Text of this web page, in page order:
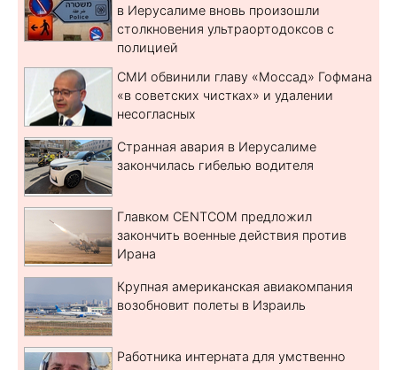
в Иерусалиме вновь произошли
столкновения ультраортодоксов с
полицией
СМИ обвинили главу «Моссад» Гофмана
«в советских чистках» и удалении
несогласных
Странная авария в Иерусалиме
закончилась гибелью водителя
Главком CENTCOM предложил
закончить военные действия против
Ирана
Крупная американская авиакомпания
возобновит полеты в Израиль
Работника интерната для умственно